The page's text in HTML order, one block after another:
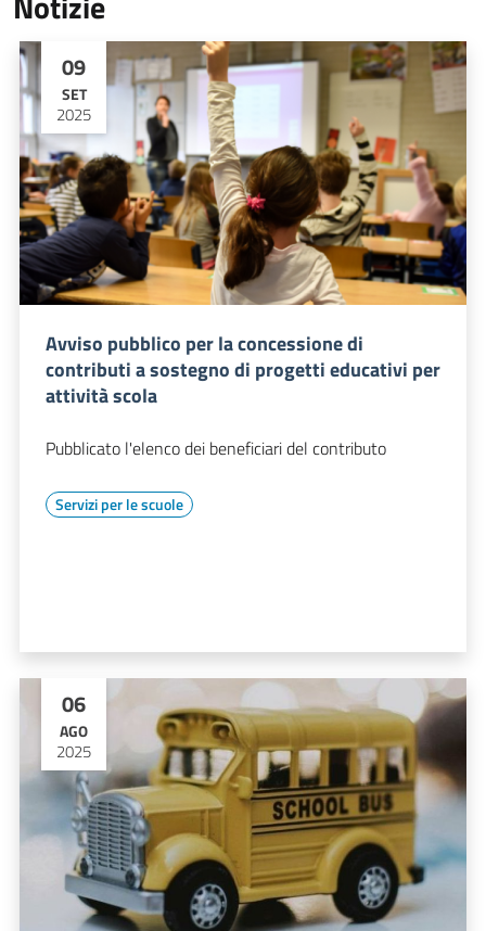
09
SET
2025
Avviso pubblico per la concessione di
contributi a sostegno di progetti educativi per
attività scola
Pubblicato l'elenco dei beneficiari del contributo
Servizi per le scuole
06
AGO
2025